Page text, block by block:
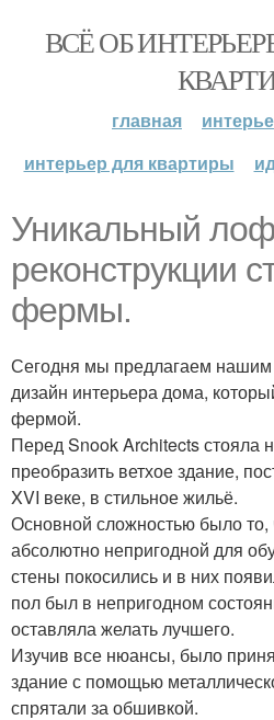
ВСЁ ОБ
главная
интерьер для квартиры
Уникальный
реконструкции
фермы.
Сегодня мы предлагаем нашим
дизайн интерьера дома,
фермой.
Перед Snook Architects стояла
преобразить ветхое здание,
XVI веке, в стильное жильё.
Основной сложностью было то,
абсолютно непригодной для
стены покосились и в них
пол был в непригодном
оставляла желать лучшего.
Изучив все нюансы, было
здание с помощью
спрятали за обшивкой.